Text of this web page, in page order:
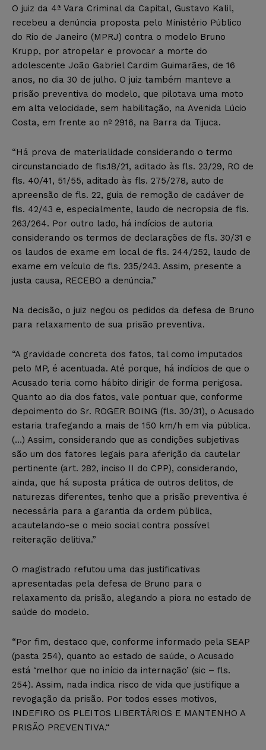
O juiz da 4ª Vara Criminal da Capital, Gustavo Kalil,
recebeu a denúncia proposta pelo Ministério Público
do Rio de Janeiro (MPRJ) contra o modelo Bruno
Krupp, por atropelar e provocar a morte do
adolescente João Gabriel Cardim Guimarães, de 16
anos, no dia 30 de julho. O juiz também manteve a
prisão preventiva do modelo, que pilotava uma moto
em alta velocidade, sem habilitação, na Avenida Lúcio
Costa, em frente ao nº 2916, na Barra da Tijuca.
“Há prova de materialidade considerando o termo
circunstanciado de fls.18/21, aditado às fls. 23/29, RO de
fls. 40/41, 51/55, aditado às fls. 275/278, auto de
apreensão de fls. 22, guia de remoção de cadáver de
fls. 42/43 e, especialmente, laudo de necropsia de fls.
263/264. Por outro lado, há indícios de autoria
considerando os termos de declarações de fls. 30/31 e
os laudos de exame em local de fls. 244/252, laudo de
exame em veículo de fls. 235/243. Assim, presente a
justa causa, RECEBO a denúncia.”
Na decisão, o juiz negou os pedidos da defesa de Bruno
para relaxamento de sua prisão preventiva.
“A gravidade concreta dos fatos, tal como imputados
pelo MP, é acentuada. Até porque, há indícios de que o
Acusado teria como hábito dirigir de forma perigosa.
Quanto ao dia dos fatos, vale pontuar que, conforme
depoimento do Sr. ROGER BOING (fls. 30/31), o Acusado
estaria trafegando a mais de 150 km/h em via pública.
(…) Assim, considerando que as condições subjetivas
são um dos fatores legais para aferição da cautelar
pertinente (art. 282, inciso II do CPP), considerando,
ainda, que há suposta prática de outros delitos, de
naturezas diferentes, tenho que a prisão preventiva é
necessária para a garantia da ordem pública,
acautelando-se o meio social contra possível
reiteração delitiva.”
O magistrado refutou uma das justificativas
apresentadas pela defesa de Bruno para o
relaxamento da prisão, alegando a piora no estado de
saúde do modelo.
“Por fim, destaco que, conforme informado pela SEAP
(pasta 254), quanto ao estado de saúde, o Acusado
está ‘melhor que no início da internação’ (sic – fls.
254). Assim, nada indica risco de vida que justifique a
revogação da prisão. Por todos esses motivos,
INDEFIRO OS PLEITOS LIBERTÁRIOS E MANTENHO A
PRISÃO PREVENTIVA.“